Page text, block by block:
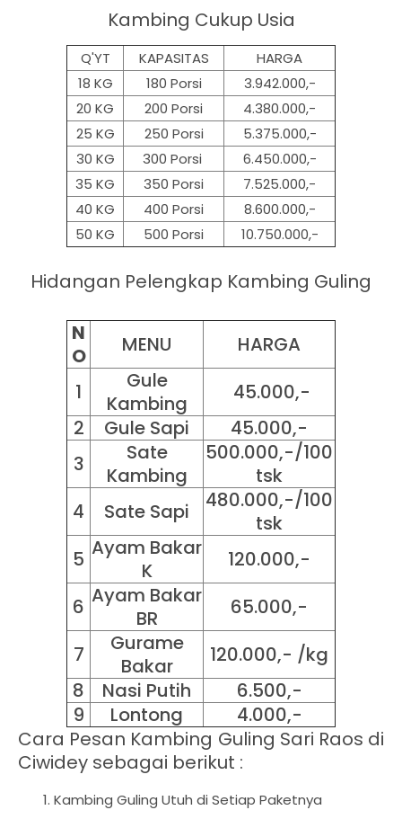
Kambing Cukup Usia
Q'YT KAPASITAS
HARGA
18 KG
180 Porsi
3.942.000,-
20 KG
200 Porsi
4.380.000,-
25 KG
250 Porsi
5.375.000,-
30 KG
300 Porsi
6.450.000,-
35 KG
350 Porsi
7.525.000,-
40 KG
400 Porsi
8.600.000,-
50 KG
500 Porsi 10.750.000,-
Hidangan Pelengkap Kambing Guling
N
O
MENU
HARGA
1
Gule
Kambing
45.000,-
2
Gule Sapi
45.000,-
3
Sate
Kambing
500.000,-/100
tsk
4
Sate Sapi
480.000,-/100
tsk
5 Ayam Bakar
K
120.000,-
6 Ayam Bakar
BR
65.000,-
7
Gurame
Bakar
120.000,- /kg
8
Nasi Putih
6.500,-
9
Lontong
4.000,-
Cara Pesan Kambing Guling Sari Raos di
Ciwidey sebagai berikut :
Kambing Guling Utuh di Setiap Paketnya